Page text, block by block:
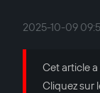
2025-10-09
Cet article
Cliquez sur